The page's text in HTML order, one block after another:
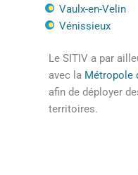
Vaulx-en-Velin
Vénissieux
Le SITIV a par
avec la Métropole
afin de déployer
territoires.